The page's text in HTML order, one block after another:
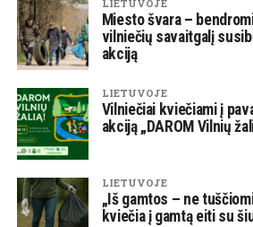
LIETUVOJE
Miesto švara –
vilniečių savaitgalį
akciją
LIETUVOJE
Vilniečiai kviečiami į
akciją „DAROM Vilnių
LIETUVOJE
„Iš gamtos – ne
kviečia į gamtą eiti su